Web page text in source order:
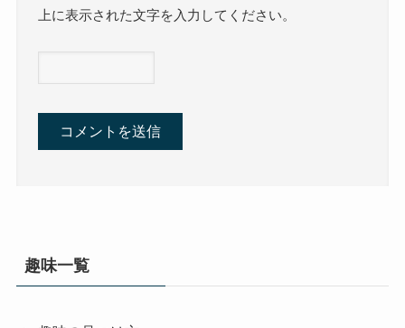
上に表示された文字を入力してください。
趣味一覧